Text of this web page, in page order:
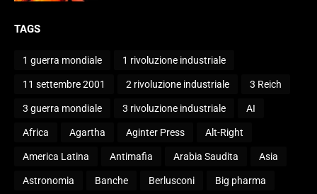
TAGS
1 guerra mondiale 1 rivoluzione industriale
11 settembre 2001 2 rivoluzione industriale 3 Reich
3 guerra mondiale 3 rivoluzione industriale AI
Africa Agartha Aginter Press Alt-Right
America Latina Antimafia Arabia Saudita Asia
Astronomia Banche Berlusconi Big pharma